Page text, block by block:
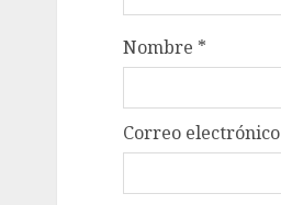
Nombre *
Correo electrónico